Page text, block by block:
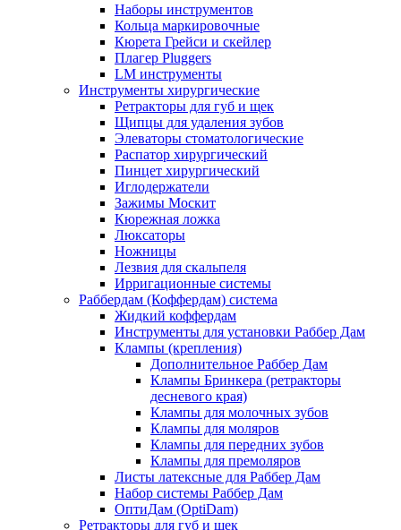
Наборы инструментов
Кольца маркировочные
Кюрета Грейси и скейлер
Плагер Pluggers
LM инструменты
Инструменты хирургические
Ретракторы для губ и щек
Щипцы для удаления зубов
Элеваторы стоматологические
Распатор хирургический
Пинцет хирургический
Иглодержатели
Зажимы Москит
Кюрежная ложка
Люксаторы
Ножницы
Лезвия для скальпеля
Ирригационные системы
Раббердам (Коффердам) система
Жидкий коффердам
Инструменты для установки Раббер Дам
Клампы (крепления)
Дополнительное Раббер Дам
Клампы Бринкера (ретракторы
десневого края)
Клампы для молочных зубов
Клампы для моляров
Клампы для передних зубов
Клампы для премоляров
Листы латексные для Раббер Дам
Набор системы Раббер Дам
ОптиДам (OptiDam)
Ретракторы для губ и щек